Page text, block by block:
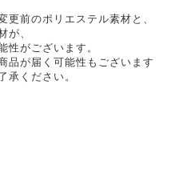
更前のポリエステル素材と、
が、
性がございます。
品が届く可能性もございます
承ください。